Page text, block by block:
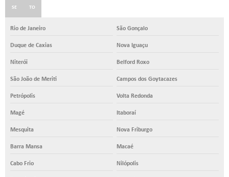
SE TO
Rio de Janeiro São Gonçalo
Duque de Caxias Nova Iguaçu
Niterói Belford Roxo
São João de Meriti Campos dos Goytacazes
Petrópolis Volta Redonda
Magé Itaboraí
Mesquita Nova Friburgo
Barra Mansa Macaé
Cabo Frio Nilópolis